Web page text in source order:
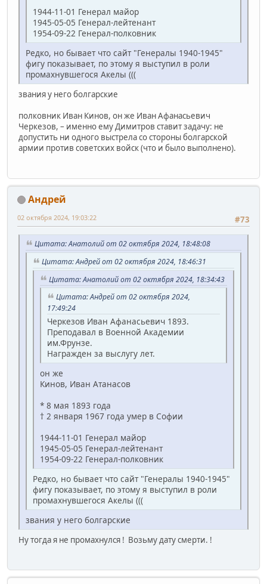
1944-11-01 Генерал майор
1945-05-05 Генерал-лейтенант
1954-09-22 Генерал-полковник
Редко, но бывает что сайт "Генералы 1940-1945"
фигу показывает, по этому я выступил в роли
промахнувшегося Акелы (((
звания у него болгарские
полковник Иван Кинов, он же Иван Афанасьевич
Черкезов, – именно ему Димитров ставит задачу: не
допустить ни одного выстрела со стороны болгарской
армии против советских войск (что и было выполнено).
Андрей
#73
02 октября 2024, 19:03:22
Цитата: Анатолий от 02 октября 2024, 18:48:08
Цитата: Андрей от 02 октября 2024, 18:46:31
Цитата: Анатолий от 02 октября 2024, 18:34:43
Цитата: Андрей от 02 октября 2024,
17:49:24
Черкезов Иван Афанасьевич 1893.
Преподавал в Военной Академии
им.Фрунзе.
Награжден за выслугу лет.
он же
Кинов, Иван Атанасов
* 8 мая 1893 года
† 2 января 1967 года умер в Софии
1944-11-01 Генерал майор
1945-05-05 Генерал-лейтенант
1954-09-22 Генерал-полковник
Редко, но бывает что сайт "Генералы 1940-1945"
фигу показывает, по этому я выступил в роли
промахнувшегося Акелы (((
звания у него болгарские
Ну тогда я не промахнулся ! Возьму дату смерти. !